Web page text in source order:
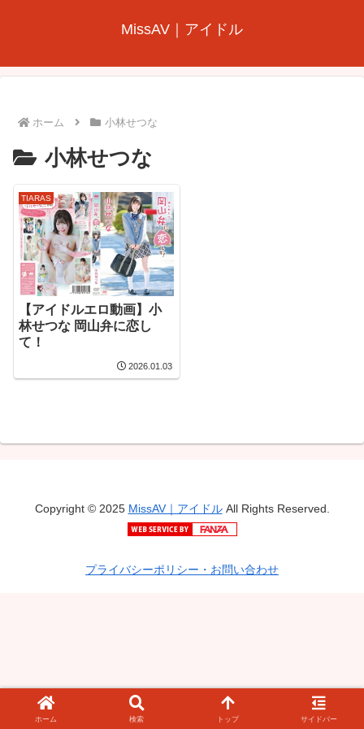
MissAV｜アイドル
ホーム 小林せつな
小林せつな
TIARAS
【アイドルエロ動画】小
林せつな 岡山弁に恋し
て！
2026.01.03
Copyright © 2025 MissAV｜アイドルAll Rights Reserved.
プライバシーポリシー・お問い合わせ
ホーム 検索 トップ サイドバー